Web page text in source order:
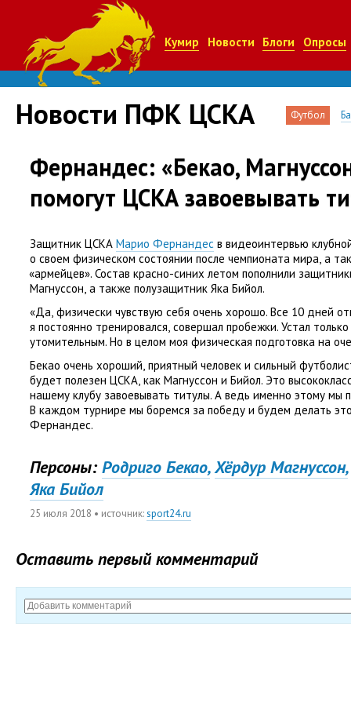
Кумир Новости Блоги Опросы
Новости ПФК ЦСКА Футбол
Фернандес: «Бекао,
помогут ЦСКА завоевывать
Защитник ЦСКА Марио Фернандес в видеоинтервью
о своем физическом состоянии после чемпионата мира, а
«армейцев». Состав красно-синих летом пополнили
Магнуссон, а также полузащитник Яка Бийол.
«Да, физически чувствую себя очень хорошо. Все 10 дней
я постоянно тренировался, совершал пробежки. Устал
утомительным. Но в целом моя физическая подготовка на
Бекао очень хороший, приятный человек и сильный
будет полезен ЦСКА, как Магнуссон и Бийол. Это
нашему клубу завоевывать титулы. А ведь именно этому мы
В каждом турнире мы боремся за победу и будем делать
Фернандес.
Персоны: Родриго Бекао, Хёрдур Магнуссон,
Яка Бийол
25 июля 2018 • источник:sport24.ru
Оставить первый комментарий